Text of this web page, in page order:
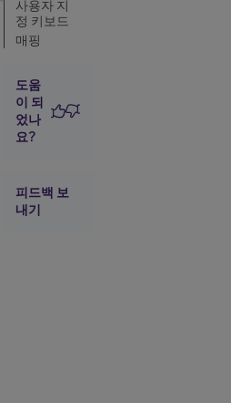
사용자 지
정 키보드
매핑
도움
이 되
었나
요?
피드백 보
내기